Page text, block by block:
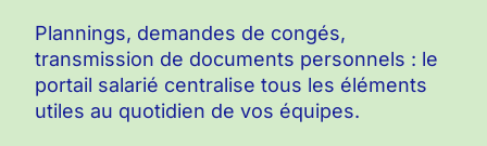
Plannings, demandes de congés,
transmission de documents personnels : le
portail salarié centralise tous les éléments
utiles au quotidien de vos équipes.